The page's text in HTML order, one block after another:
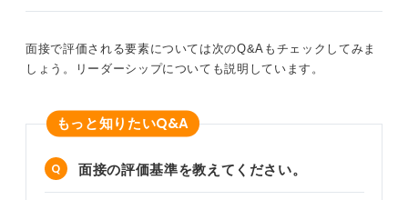
リーダーシップは「主役になる力」だけでなく「場を支
サポート役の経験でも、自分なりに状況を動かした工夫
や成果を具体的に伝えることで、しっかり評価されま
あなたが経験してきたサポート役としての工夫や気配り
面接で評価される要素については次のQ&Aもチェックしてみま
しょう。リーダーシップについても説明しています。
もっと知りたいQ&A
面接の評価基準を教えてください。